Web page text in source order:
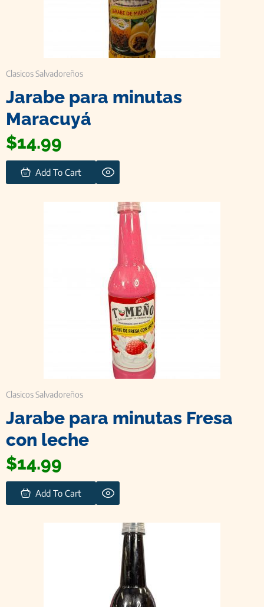
Clasicos Salvadoreños
Jarabe para minutas
Maracuyá
$14.99
Add To Cart
Clasicos Salvadoreños
Jarabe para minutas Fresa
con leche
$14.99
Add To Cart